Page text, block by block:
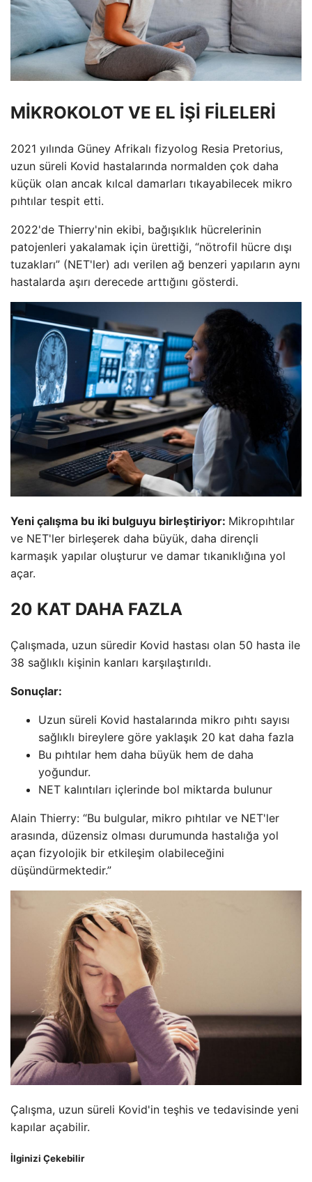
MİKROKOLOT VE EL İŞİ FİLELERİ
2021 yılında Güney Afrikalı fizyolog Resia Pretorius,
uzun süreli Kovid hastalarında normalden çok daha
küçük olan ancak kılcal damarları tıkayabilecek mikro
pıhtılar tespit etti.
2022'de Thierry'nin ekibi, bağışıklık hücrelerinin
patojenleri yakalamak için ürettiği, “nötrofil hücre dışı
tuzakları” (NET'ler) adı verilen ağ benzeri yapıların aynı
hastalarda aşırı derecede arttığını gösterdi.
Yeni çalışma bu iki bulguyu birleştiriyor: Mikropıhtılar
ve NET'ler birleşerek daha büyük, daha dirençli
karmaşık yapılar oluşturur ve damar tıkanıklığına yol
açar.
20 KAT DAHA FAZLA
Çalışmada, uzun süredir Kovid hastası olan 50 hasta ile
38 sağlıklı kişinin kanları karşılaştırıldı.
Sonuçlar:
Uzun süreli Kovid hastalarında mikro pıhtı sayısı
sağlıklı bireylere göre yaklaşık 20 kat daha fazla
Bu pıhtılar hem daha büyük hem de daha
yoğundur.
NET kalıntıları içlerinde bol miktarda bulunur
Alain Thierry: “Bu bulgular, mikro pıhtılar ve NET'ler
arasında, düzensiz olması durumunda hastalığa yol
açan fizyolojik bir etkileşim olabileceğini
düşündürmektedir.”
Çalışma, uzun süreli Kovid'in teşhis ve tedavisinde yeni
kapılar açabilir.
İlginizi Çekebilir